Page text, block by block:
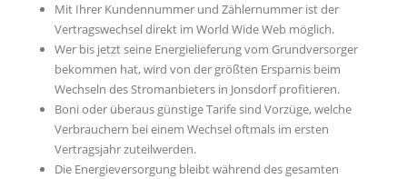
Mit Ihrer Kundennummer und Zählernummer ist der
Vertragswechsel direkt im World Wide Web möglich.
Wer bis jetzt seine Energielieferung vom Grundversorger
bekommen hat, wird von der größten Ersparnis beim
Wechseln des Stromanbieters in Jonsdorf profitieren.
Boni oder überaus günstige Tarife sind Vorzüge, welche
Verbrauchern bei einem Wechsel oftmals im ersten
Vertragsjahr zuteilwerden.
Die Energieversorgung bleibt während des gesamten